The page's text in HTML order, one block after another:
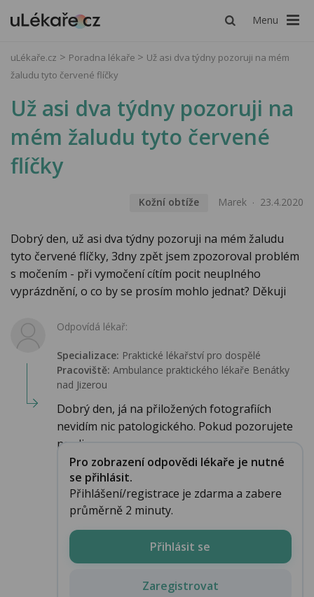
Menu
uLékaře.cz Poradna lékaře
Už asi dva týdny pozoruji na mém
žaludu tyto červené flíčky
Už asi dva týdny pozoruji na
mém žaludu tyto červené
flíčky
Kožní obtíže Marek 23.4.2020
Dobrý den, už asi dva týdny pozoruji na mém žaludu
tyto červené flíčky, 3dny zpět jsem zpozoroval problém
s močením - při vymočení cítím pocit neuplného
vyprázdnění, o co by se prosím mohlo jednat? Děkuji
Odpovídá lékař:
Specializace: Praktické lékařství pro dospělé
Pracoviště: Ambulance praktického lékaře Benátky
nad Jizerou
Dobrý den, já na přiložených fotografiích
nevidím nic patologického. Pokud pozorujete
na sli...
Pro zobrazení odpovědi lékaře je nutné
se přihlásit.
Přihlášení/registrace je zdarma a zabere
průměrně 2 minuty.
Přihlásit se
Zaregistrovat